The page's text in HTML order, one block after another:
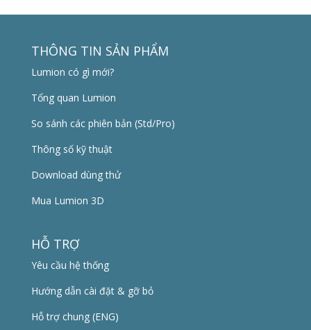
THÔNG TIN SẢN PHẨM
Lumion có gì mới?
Tổng quan Lumion
So sánh các phiên bản (Std/Pro)
Thông số kỹ thuật
Download dùng thử
Mua Lumion 3D
HỖ TRỢ
Yêu cầu hệ thống
Hướng dẫn cài đặt & gỡ bỏ
Hỗ trợ chung (ENG)